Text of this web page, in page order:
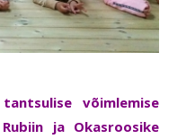
võimlemise
ja Okasroosike